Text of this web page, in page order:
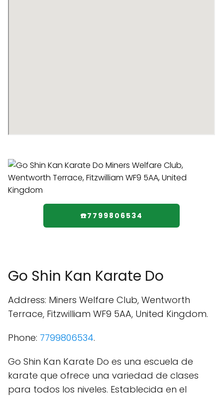
☎️7799806534
Go Shin Kan Karate Do
Address: Miners Welfare Club, Wentworth
Terrace, Fitzwilliam WF9 5AA, United Kingdom.
Phone: 7799806534.
Go Shin Kan Karate Do es una escuela de
karate que ofrece una variedad de clases
para todos los niveles. Establecida en el